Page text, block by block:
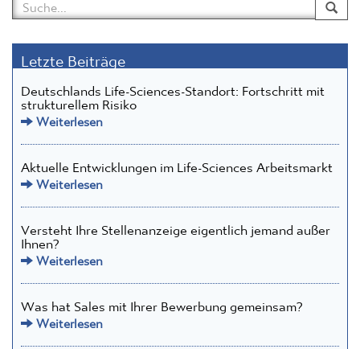
Letzte Beiträge
Deutschlands Life-Sciences-Standort: Fortschritt mit
strukturellem Risiko
Weiterlesen
Aktuelle Entwicklungen im Life-Sciences Arbeitsmarkt
Weiterlesen
Versteht Ihre Stellenanzeige eigentlich jemand außer
Ihnen?
Weiterlesen
Was hat Sales mit Ihrer Bewerbung gemeinsam?
Weiterlesen